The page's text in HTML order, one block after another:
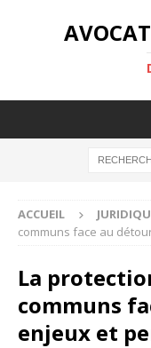
ACCUEIL
communs face au
La
communs
enjeux et